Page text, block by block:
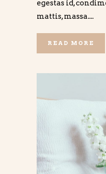
egestas id,
mattis, massa....
READ MORE